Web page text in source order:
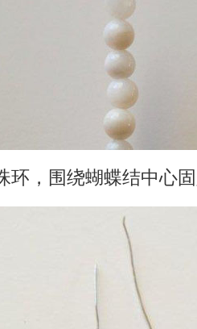
环，围绕蝴蝶结中心